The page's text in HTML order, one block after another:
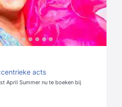
acts
April Summer nu te boeken bij